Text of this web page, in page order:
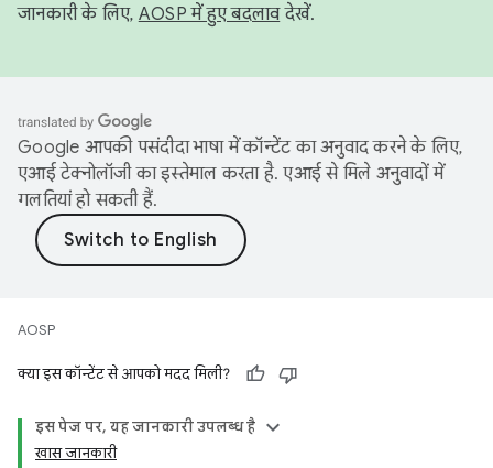
जानकारी के लिए, AOSP में हुए बदलावदेखें.
Google आपकी पसंदीदा भाषा में कॉन्टेंट का अनुवाद करने के लिए,
एआई टेक्नोलॉजी का इस्तेमाल करता है. एआई से मिले अनुवादों में
गलतियां हो सकती हैं.
AOSP
क्या इस कॉन्टेंट से आपको मदद मिली?
इस पेज पर, यह जानकारी उपलब्ध है
खास जानकारी